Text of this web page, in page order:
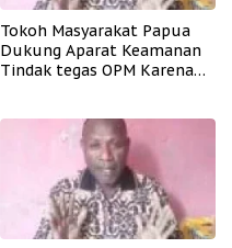
Tokoh Masyarakat Papua
Dukung Aparat Keamanan
Tindak tegas OPM Karena